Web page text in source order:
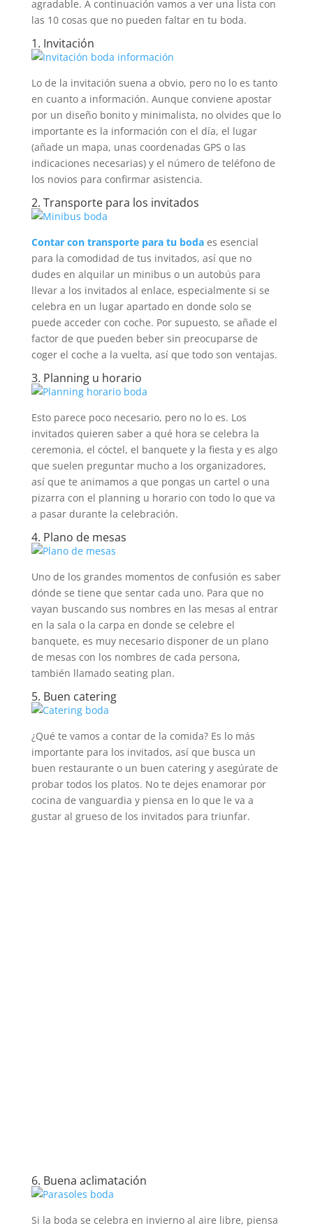
agradable. A continuación vamos a ver una lista con
las 10 cosas que no pueden faltar en tu boda.
1. Invitación
Lo de la invitación suena a obvio, pero no lo es tanto
en cuanto a información. Aunque conviene apostar
por un diseño bonito y minimalista, no olvides que lo
importante es la información con el día, el lugar
(añade un mapa, unas coordenadas GPS o las
indicaciones necesarias) y el número de teléfono de
los novios para confirmar asistencia.
2. Transporte para los invitados
Contar con transporte para tu bodaes esencial
para la comodidad de tus invitados, así que no
dudes en alquilar un minibus o un autobús para
llevar a los invitados al enlace, especialmente si se
celebra en un lugar apartado en donde solo se
puede acceder con coche. Por supuesto, se añade el
factor de que pueden beber sin preocuparse de
coger el coche a la vuelta, así que todo son ventajas.
3. Planning u horario
Esto parece poco necesario, pero no lo es. Los
invitados quieren saber a qué hora se celebra la
ceremonia, el cóctel, el banquete y la fiesta y es algo
que suelen preguntar mucho a los organizadores,
así que te animamos a que pongas un cartel o una
pizarra con el planning u horario con todo lo que va
a pasar durante la celebración.
4. Plano de mesas
Uno de los grandes momentos de confusión es saber
dónde se tiene que sentar cada uno. Para que no
vayan buscando sus nombres en las mesas al entrar
en la sala o la carpa en donde se celebre el
banquete, es muy necesario disponer de un plano
de mesas con los nombres de cada persona,
también llamado seating plan.
5. Buen catering
¿Qué te vamos a contar de la comida? Es lo más
importante para los invitados, así que busca un
buen restaurante o un buen catering y asegúrate de
probar todos los platos. No te dejes enamorar por
cocina de vanguardia y piensa en lo que le va a
gustar al grueso de los invitados para triunfar.
6. Buena aclimatación
Si la boda se celebra en invierno al aire libre, piensa